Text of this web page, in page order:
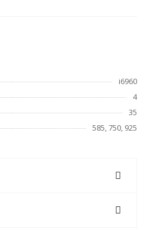
i6960
4
35
585, 750, 925